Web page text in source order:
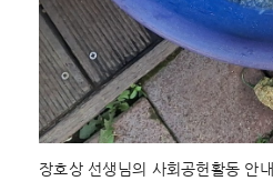
장호상 선생님의 사회공헌활동 안내